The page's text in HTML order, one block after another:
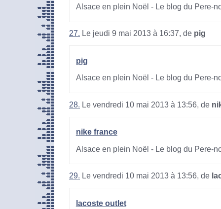
Alsace en plein Noël - Le blog du Pere-
27. Le jeudi 9 mai 2013 à 16:37, de pig
pig
Alsace en plein Noël - Le blog du Pere-
28. Le vendredi 10 mai 2013 à 13:56, de
nike france
Alsace en plein Noël - Le blog du Pere-
29. Le vendredi 10 mai 2013 à 13:56, de
lacoste outlet